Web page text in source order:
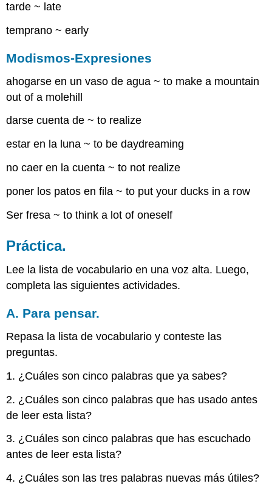
tarde ~ late
temprano ~ early
Modismos-Expresiones
ahogarse en un vaso de agua ~ to make a mountain
out of a molehill
darse cuenta de ~ to realize
estar en la luna ~ to be daydreaming
no caer en la cuenta ~ to not realize
poner los patos en fila ~ to put your ducks in a row
Ser fresa ~ to think a lot of oneself
Práctica.
Lee la lista de vocabulario en una voz alta. Luego,
completa las siguientes actividades.
A. Para pensar.
Repasa la lista de vocabulario y conteste las
preguntas.
1. ¿Cuáles son cinco palabras que ya sabes?
2. ¿Cuáles son cinco palabras que has usado antes
de leer esta lista?
3. ¿Cuáles son cinco palabras que has escuchado
antes de leer esta lista?
4. ¿Cuáles son las tres palabras nuevas más útiles?